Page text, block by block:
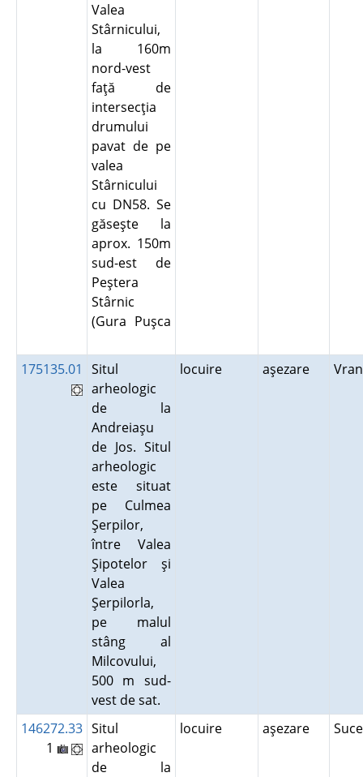
Valea
Stârnicului,
la 160m
nord-vest
faţă de
intersecţia
drumului
pavat de pe
valea
Stârnicului
cu DN58. Se
găseşte la
aprox. 150m
sud-est de
Peştera
Stârnic
(Gura Puşca
175135.01
Situl
arheologic
de la
Andreiaşu
de Jos. Situl
arheologic
este situat
pe Culmea
Şerpilor,
între Valea
Şipotelor şi
Valea
Şerpilorla,
pe malul
stâng al
Milcovului,
500 m sud-
vest de sat.
locuire aşezare
146272.33
1
Situl
arheologic
de la
locuire aşezare